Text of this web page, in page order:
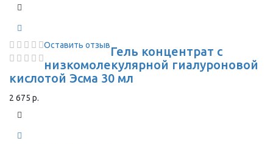
Оставить отзывГель концентрат с
низкомолекулярной гиалуроновой
кислотой Эсма 30 мл
2 675 р.